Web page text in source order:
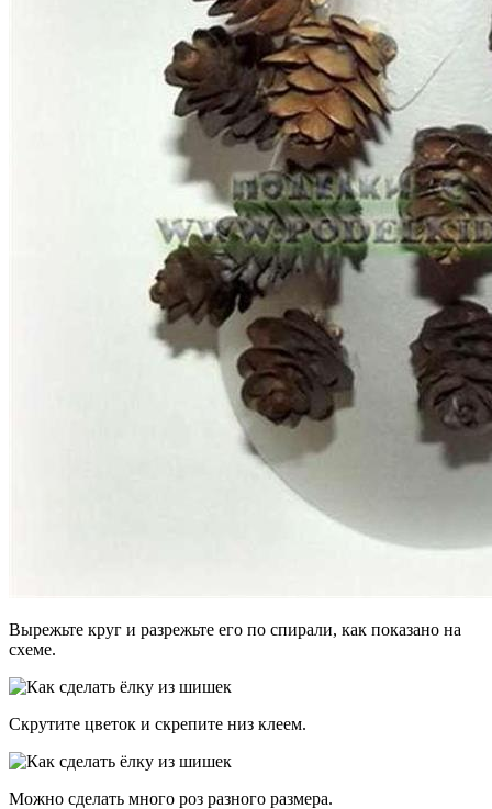
Вырежьте круг и разрежьте его по спирали, как показано на
схеме.
Скрутите цветок и скрепите низ клеем.
Можно сделать много роз разного размера.